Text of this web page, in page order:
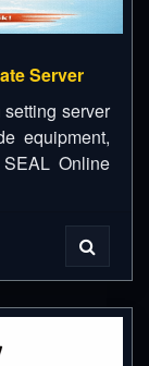
Server
server
equipment,
Online